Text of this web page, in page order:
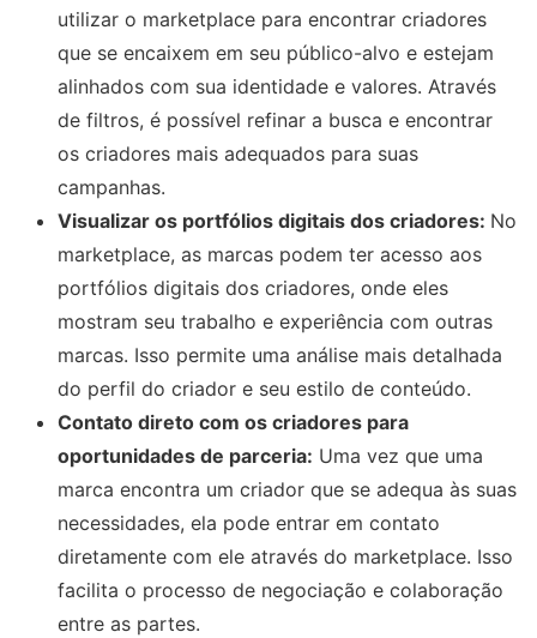
utilizar o marketplace para encontrar criadores
que se encaixem em seu público-alvo e estejam
alinhados com sua identidade e valores. Através
de filtros, é possível refinar a busca e encontrar
os criadores mais adequados para suas
campanhas.
Visualizar os portfólios digitais dos criadores: No
marketplace, as marcas podem ter acesso aos
portfólios digitais dos criadores, onde eles
mostram seu trabalho e experiência com outras
marcas. Isso permite uma análise mais detalhada
do perfil do criador e seu estilo de conteúdo.
Contato direto com os criadores para
oportunidades de parceria: Uma vez que uma
marca encontra um criador que se adequa às suas
necessidades, ela pode entrar em contato
diretamente com ele através do marketplace. Isso
facilita o processo de negociação e colaboração
entre as partes.